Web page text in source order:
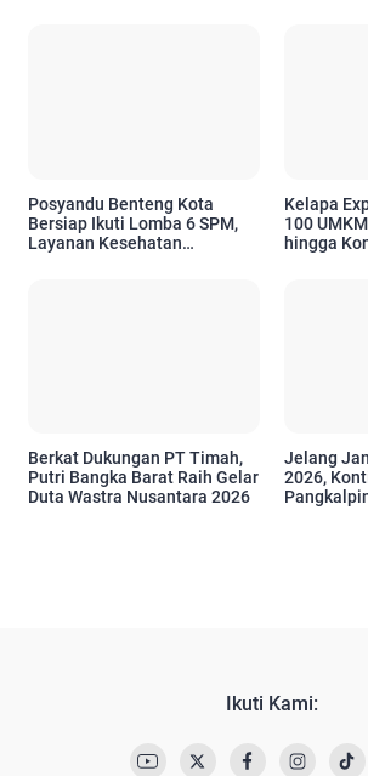
Posyandu Benteng Kota
Bersiap Ikuti Lomba 6 SPM,
Layanan Kesehatan
Kelapa
100
hingga
Berkat Dukungan PT Timah,
Putri Bangka Barat Raih Gelar
Duta Wastra Nusantara 2026
Jelang
2026,
Ikuti Kami: